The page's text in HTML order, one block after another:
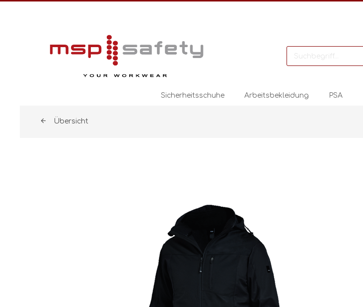
Sicherheitsschuhe Arbeitsbekleidung PSA
Übersicht